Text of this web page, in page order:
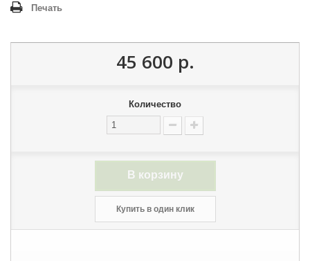
Печать
45 600 р.
Количество
В корзину
Купить в один клик